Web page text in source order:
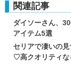
関連記事
ダイソーさん、
アイテム5選
セリアで凄いの
♡高クオリティな